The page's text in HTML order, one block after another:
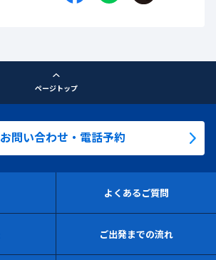
ページトップ
お問い合わせ・電話予約
よくあるご質問
ご出発までの流れ